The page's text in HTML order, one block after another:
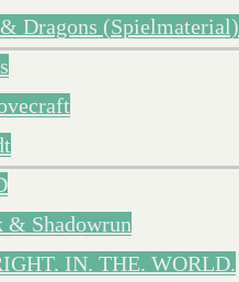
Dragons (Spielmaterial)
& Shadowrun
IN. THE. WORLD.